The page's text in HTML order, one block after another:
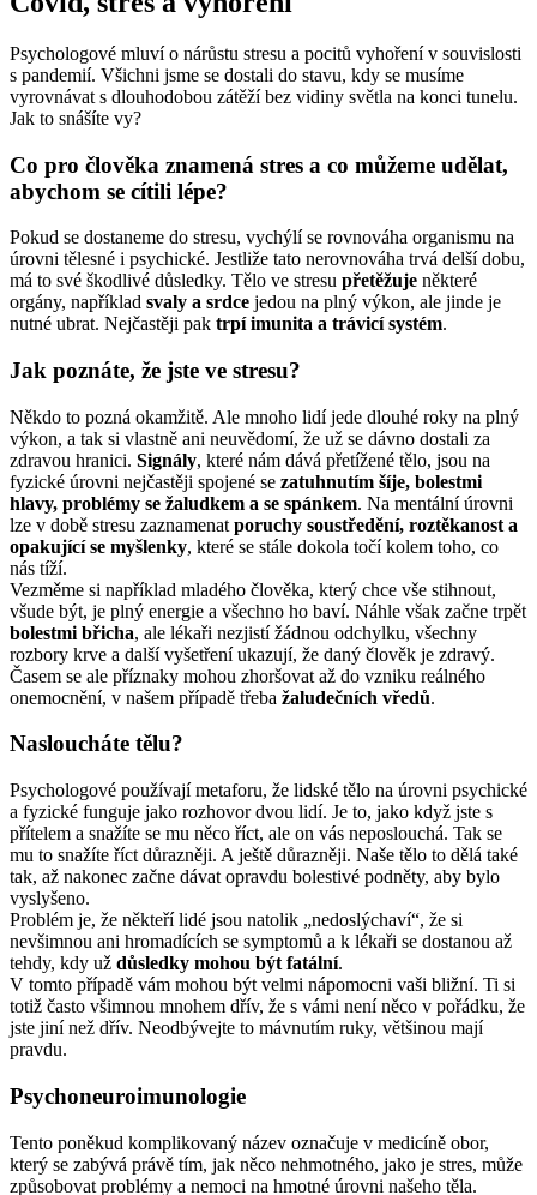
Psychologové mluví o nárůstu stresu a pocitů vyhoření v souvislosti
s pandemií. Všichni jsme se dostali do stavu, kdy se musíme
vyrovnávat s dlouhodobou zátěží bez vidiny světla na konci tunelu.
Jak to snášíte vy?
Co pro člověka znamená stres a co můžeme udělat,
abychom se cítili lépe?
Pokud se dostaneme do stresu, vychýlí se rovnováha organismu na
úrovni tělesné i psychické. Jestliže tato nerovnováha trvá delší dobu,
má to své škodlivé důsledky. Tělo ve stresu přetěžuje některé
orgány, například svaly a srdce jedou na plný výkon, ale jinde je
nutné ubrat. Nejčastěji pak trpí imunita a trávicí systém.
Jak poznáte, že jste ve stresu?
Někdo to pozná okamžitě. Ale mnoho lidí jede dlouhé roky na plný
výkon, a tak si vlastně ani neuvědomí, že už se dávno dostali za
zdravou hranici. Signály, které nám dává přetížené tělo, jsou na
fyzické úrovni nejčastěji spojené se zatuhnutím šíje, bolestmi
hlavy, problémy se žaludkem a se spánkem. Na mentální úrovni
lze v době stresu zaznamenat poruchy soustředění, roztěkanost a
opakující se myšlenky, které se stále dokola točí kolem toho, co
nás tíží.
Vezměme si například mladého člověka, který chce vše stihnout,
všude být, je plný energie a všechno ho baví. Náhle však začne trpět
bolestmi břicha, ale lékaři nezjistí žádnou odchylku, všechny
rozbory krve a další vyšetření ukazují, že daný člověk je zdravý.
Časem se ale příznaky mohou zhoršovat až do vzniku reálného
onemocnění, v našem případě třeba žaludečních vředů.
Nasloucháte tělu?
Psychologové používají metaforu, že lidské tělo na úrovni psychické
a fyzické funguje jako rozhovor dvou lidí. Je to, jako když jste s
přítelem a snažíte se mu něco říct, ale on vás neposlouchá. Tak se
mu to snažíte říct důrazněji. A ještě důrazněji. Naše tělo to dělá také
tak, až nakonec začne dávat opravdu bolestivé podněty, aby bylo
vyslyšeno.
Problém je, že někteří lidé jsou natolik „nedoslýchaví“, že si
nevšimnou ani hromadících se symptomů a k lékaři se dostanou až
tehdy, kdy už důsledky mohou být fatální.
V tomto případě vám mohou být velmi nápomocni vaši bližní. Ti si
totiž často všimnou mnohem dřív, že s vámi není něco v pořádku, že
jste jiní než dřív. Neodbývejte to mávnutím ruky, většinou mají
pravdu.
Psychoneuroimunologie
Tento poněkud komplikovaný název označuje v medicíně obor,
který se zabývá právě tím, jak něco nehmotného, jako je stres, může
způsobovat problémy a nemoci na hmotné úrovni našeho těla.